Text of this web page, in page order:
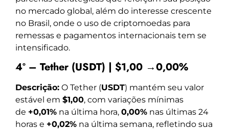
no mercado global, além do interesse crescente
no Brasil, onde o uso de criptomoedas para
remessas e pagamentos internacionais tem se
intensificado.
4º – Tether (USDT) | $1,00 →0,00%
Descrição: O Tether (USDT) mantém seu valor
estável em $1,00, com variações mínimas
de +0,01% na última hora, 0,00% nas últimas 24
horas e +0,02% na última semana, refletindo sua